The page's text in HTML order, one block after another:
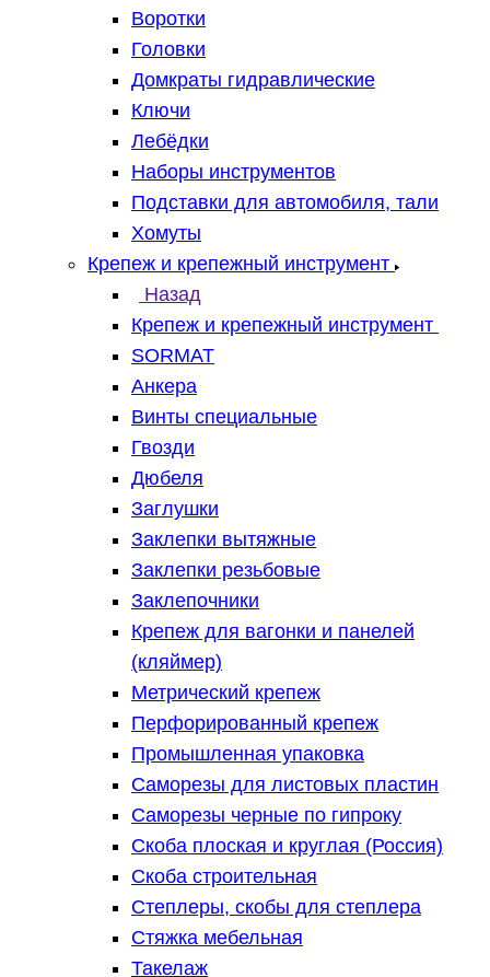
Воротки
Головки
Домкраты гидравлические
Ключи
Лебёдки
Наборы инструментов
Подставки для автомобиля, тали
Хомуты
Крепеж и крепежный инструмент
Назад
Крепеж и крепежный инструмент
SORMAT
Анкера
Винты специальные
Гвозди
Дюбеля
Заглушки
Заклепки вытяжные
Заклепки резьбовые
Заклепочники
Крепеж для вагонки и панелей
(кляймер)
Метрический крепеж
Перфорированный крепеж
Промышленная упаковка
Саморезы для листовых пластин
Саморезы черные по гипроку
Скоба плоская и круглая (Россия)
Скоба строительная
Степлеры, скобы для степлера
Стяжка мебельная
Такелаж